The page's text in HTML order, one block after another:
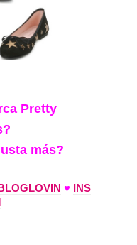
Pretty
más?
♥ INS